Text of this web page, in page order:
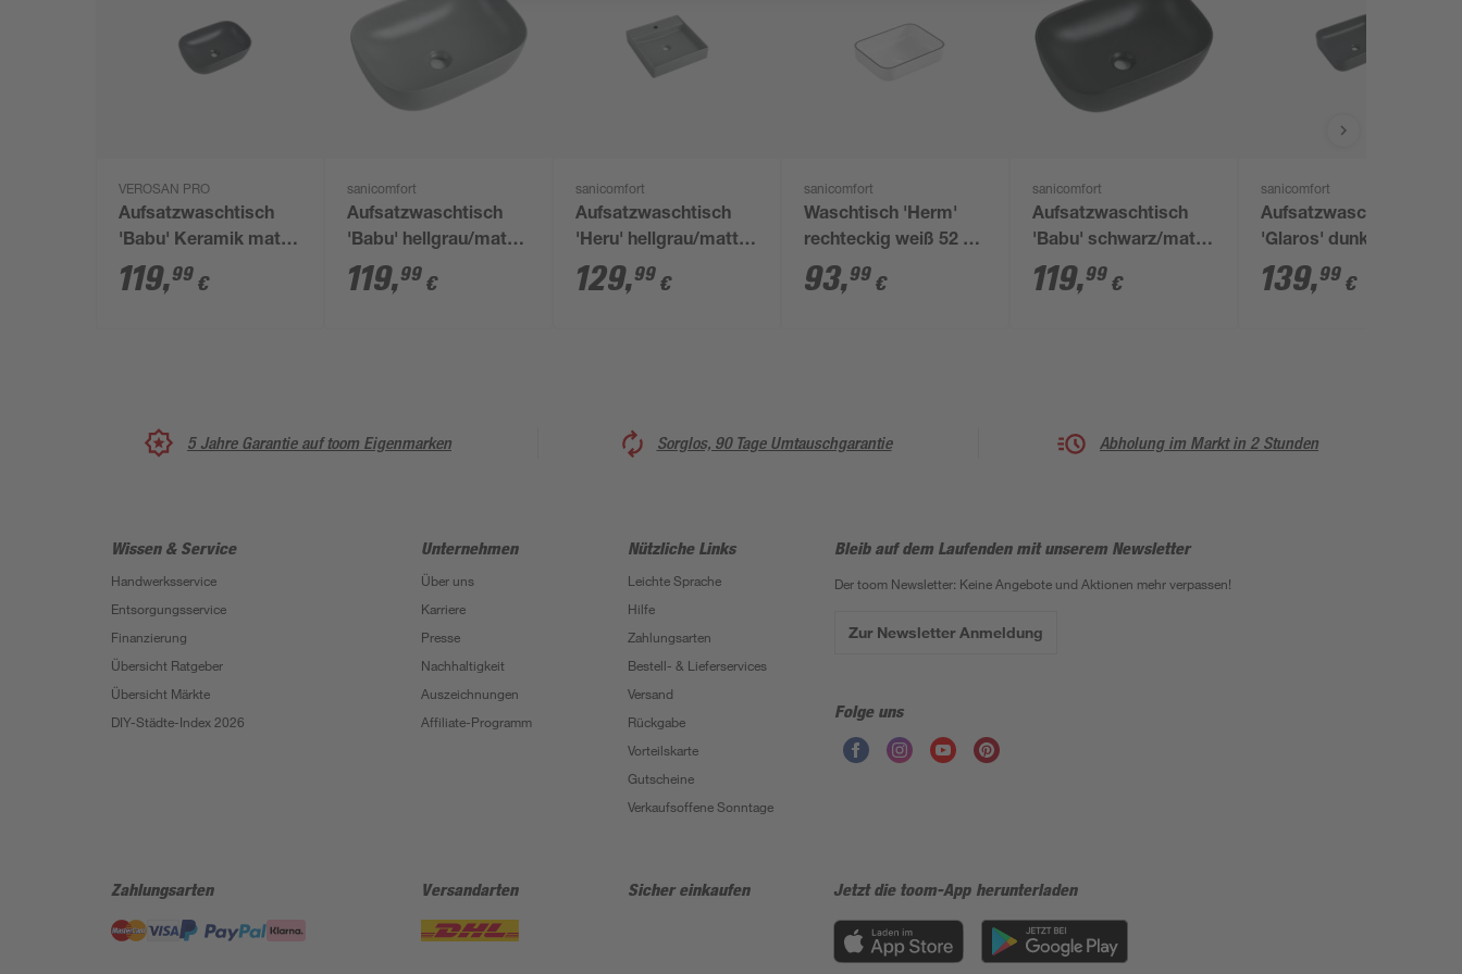
VEROSAN PRO
Aufsatzwaschtisch
'Babu' Keramik matt
dark grey 45,5 x 32,5 x
13,5 cm
119,99 €
sanicomfort
Aufsatzwaschtisch
'Babu' hellgrau/matt
45,5 x 32,5 x 19,5 cm
119,99 €
sanicomfort
Aufsatzwaschtisch
'Heru' hellgrau/matt
44 x 44 x 16,3 cm
129,99 €
sanicomfort
Waschtisch 'Herm'
rechteckig weiß 52 x
52 x 15 cm
93,99 €
sanicomfort
Aufsatzwaschtisch
'Babu' schwarz/matt
45,5 x 32,5 x 19,5 cm
119,99 €
sanicomfort
Aufsatzwaschtisch
'Glaros' dunkelgrau
45 x 56 x 19 cm
139,99 €
5 Jahre Garantie auf toom Eigenmarken Sorglos, 90 Tage Umtauschgarantie Abholung im Markt in 2 Stunden
Wissen & Service
Handwerksservice
Entsorgungsservice
Finanzierung
Übersicht Ratgeber
Übersicht Märkte
DIY-Städte-Index 2026
Unternehmen
Über uns
Karriere
Presse
Nachhaltigkeit
Auszeichnungen
Affiliate-Programm
Nützliche Links
Leichte Sprache
Hilfe
Zahlungsarten
Bestell- & Lieferservices
Versand
Rückgabe
Vorteilskarte
Gutscheine
Verkaufsoffene Sonntage
Bleib auf dem Laufenden mit unserem Newsletter
Der toom Newsletter: Keine Angebote und Aktionen mehr verpassen!
Zur Newsletter Anmeldung
Folge uns
Zahlungsarten Versandarten Sicher einkaufen Jetzt die toom-App herunterladen